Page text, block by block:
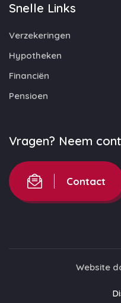
Snelle Links
Verzekeringen
Hypotheken
Financiën
Pensioen
Vragen? Neem
Contact
Website